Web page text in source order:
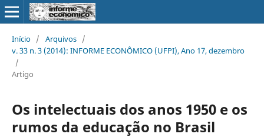
Início / Arquivos /
v. 33 n. 3 (2014): INFORME ECONÔMICO (UFPI), Ano 17, dezembro
/
Artigo
Os intelectuais dos anos 1950 e os
rumos da educação no Brasil